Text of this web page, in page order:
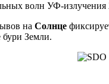
волн УФ-излучения
на Солнце
бури Земли.